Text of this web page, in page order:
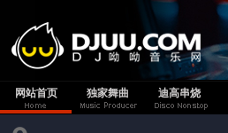
网站首页
独家舞曲 迪高串烧